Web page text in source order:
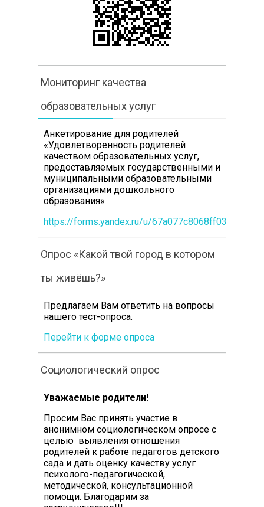
Мониторинг качества
образовательных услуг
Анкетирование для родителей
«Удовлетворенность родителей
качеством образовательных услуг,
предоставляемых государственными и
муниципальными образовательными
организациями дошкольного
образования»
https://forms.yandex.ru/u/
Опрос «Какой твой город в котором
ты живёшь?»
Предлагаем Вам ответить на вопросы
нашего тест-опроса.
Перейти к форме опроса
Социологический опрос
Уважаемые родители!
Просим Вас принять участие в
анонимном социологическом опросе с
целью выявления отношения
родителей к работе педагогов детского
сада и дать оценку качеству услуг
психолого-педагогической,
методической, консультационной
помощи. Благодарим за